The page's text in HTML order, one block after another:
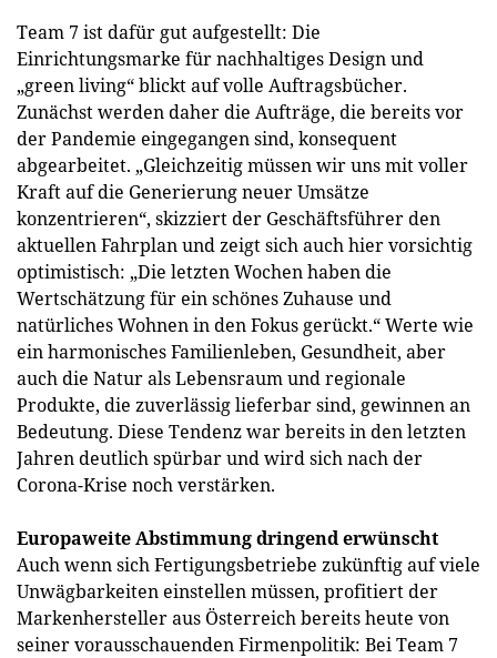
Team 7 ist dafür gut aufgestellt: Die
Einrichtungsmarke für nachhaltiges Design und
„green living“ blickt auf volle Auftragsbücher.
Zunächst werden daher die Aufträge, die bereits vor
der Pandemie eingegangen sind, konsequent
abgearbeitet. „Gleichzeitig müssen wir uns mit voller
Kraft auf die Generierung neuer Umsätze
konzentrieren“, skizziert der Geschäftsführer den
aktuellen Fahrplan und zeigt sich auch hier vorsichtig
optimistisch: „Die letzten Wochen haben die
Wertschätzung für ein schönes Zuhause und
natürliches Wohnen in den Fokus gerückt.“ Werte wie
ein harmonisches Familienleben, Gesundheit, aber
auch die Natur als Lebensraum und regionale
Produkte, die zuverlässig lieferbar sind, gewinnen an
Bedeutung. Diese Tendenz war bereits in den letzten
Jahren deutlich spürbar und wird sich nach der
Corona-Krise noch verstärken.
Europaweite Abstimmung dringend erwünscht
Auch wenn sich Fertigungsbetriebe zukünftig auf viele
Unwägbarkeiten einstellen müssen, profitiert der
Markenhersteller aus Österreich bereits heute von
seiner vorausschauenden Firmenpolitik: Bei Team 7